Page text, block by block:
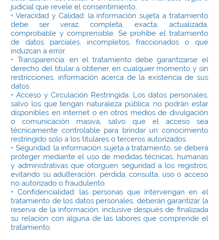
judicial que revele el consentimiento.
• Veracidad y Calidad: la información sujeta a tratamiento
debe ser veraz, completa, exacta, actualizada,
comprobable y comprensible. Se prohíbe el tratamiento
de datos parciales, incompletos, fraccionados o que
induzcan a error.
• Transparencia: en el tratamiento debe garantizarse el
derecho del titular a obtener, en cualquier momento y sin
restricciones, información acerca de la existencia de sus
datos.
• Acceso y Circulación Restringida: Los datos personales,
salvo los que tengan naturaleza pública, no podrán estar
disponibles en internet o en otros medios de divulgación
o comunicación masiva, salvo que el acceso sea
técnicamente controlable para brindar un conocimiento
restringido solo a los titulares o terceros autorizados.
• Seguridad: la información sujeta a tratamiento, se deberá
proteger mediante el uso de medidas técnicas, humanas
y administrativas que otorguen seguridad a los registros,
evitando su adulteración, pérdida, consulta, uso o acceso
no autorizado o fraudulento.
• Confidencialidad: las personas que intervengan en el
tratamiento de los datos personales, deberán garantizar la
reserva de la información, inclusive después de finalizada
su relación con alguna de las labores que comprende el
tratamiento.